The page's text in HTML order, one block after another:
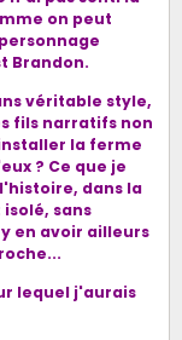
on peut
Brandon.
véritable style,
fils narratifs non
la ferme
? Ce que je
dans la
sans
en avoir ailleurs
lequel j'aurais